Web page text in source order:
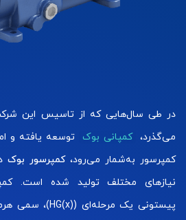
در طی سال‌هایی که از تاسیس این
می‌گذرد، کمپانی بوک توسعه یافته و
کمپرسور به‌شمار می‌رود،کمپرسور بوک
نیازهای مختلف تولید شده است.